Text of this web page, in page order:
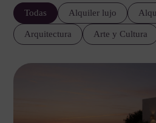
Todas Alquiler lujo
Arquitectura Arte y Cultura